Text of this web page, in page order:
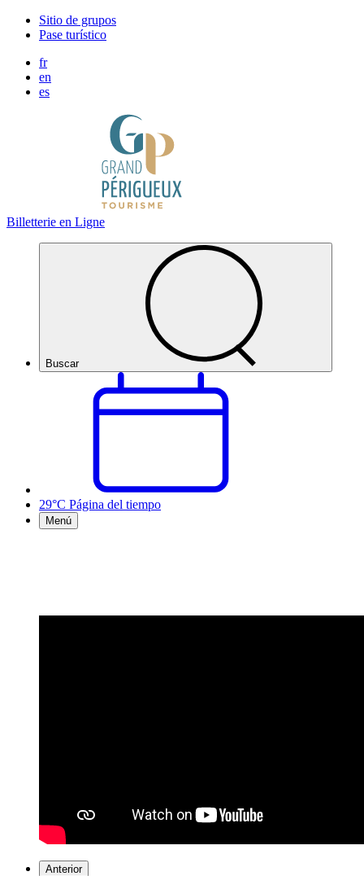
Sitio de grupos
Pase turístico
fr
en
es
Billetterie en Ligne
Buscar
29°C Página del tiempo
Menú
Anterior